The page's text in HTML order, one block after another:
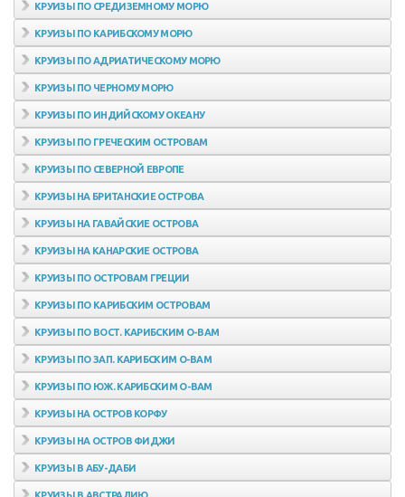
КРУИЗЫ ПО СРЕДИЗЕМНОМУ МОРЮ
КРУИЗЫ ПО КАРИБСКОМУ МОРЮ
КРУИЗЫ ПО АДРИАТИЧЕСКОМУ МОРЮ
КРУИЗЫ ПО ЧЕРНОМУ МОРЮ
КРУИЗЫ ПО ИНДИЙСКОМУ ОКЕАНУ
КРУИЗЫ ПО ГРЕЧЕСКИМ ОСТРОВАМ
КРУИЗЫ ПО СЕВЕРНОЙ ЕВРОПЕ
КРУИЗЫ НА БРИТАНСКИЕ ОСТРОВА
КРУИЗЫ НА ГАВАЙСКИЕ ОСТРОВА
КРУИЗЫ НА КАНАРСКИЕ ОСТРОВА
КРУИЗЫ ПО ОСТРОВАМ ГРЕЦИИ
КРУИЗЫ ПО КАРИБСКИМ ОСТРОВАМ
КРУИЗЫ ПО ВОСТ. КАРИБСКИМ О-ВАМ
КРУИЗЫ ПО ЗАП. КАРИБСКИМ О-ВАМ
КРУИЗЫ ПО ЮЖ. КАРИБСКИМ О-ВАМ
КРУИЗЫ НА ОСТРОВ КОРФУ
КРУИЗЫ НА ОСТРОВ ФИДЖИ
КРУИЗЫ В АБУ-ДАБИ